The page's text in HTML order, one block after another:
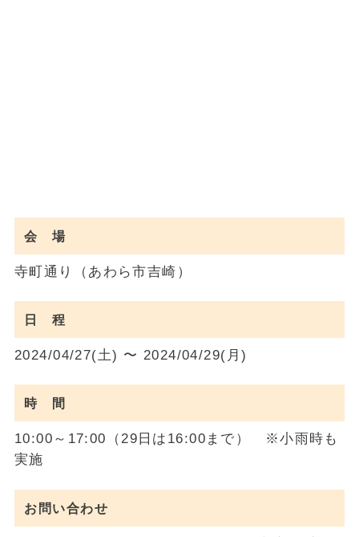
会 場
寺町通り（あわら市吉崎）
日 程
2024/04/27(土) 〜 2024/04/29(月)
時 間
10:00～17:00（29日は16:00まで） ※小雨時も
実施
お問い合わせ